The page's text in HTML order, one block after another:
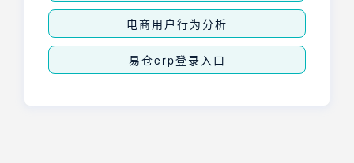
电商用户行为分析
易仓erp登录入口